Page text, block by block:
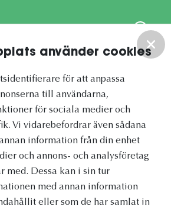
använder cookies
för att anpassa
till användarna,
för sociala medier och
Vi vidarebefordrar även sådana
information från din enhet
och annons- och analysföretag
med. Dessa kan i sin tur
med annan information
eller som de har samlat in
är en del av
Djursjukvård